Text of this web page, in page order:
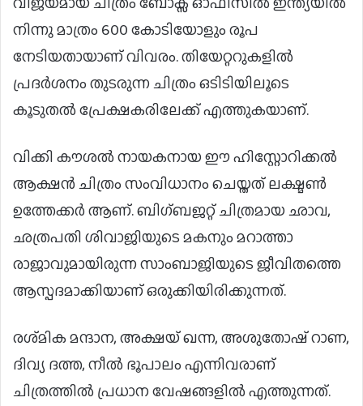
നിന്നു മാത്രം 600 കോടിയോളും രൂപ
നേടിയതായാണ് വിവരം. തിയേറ്ററുകളിൽ
പ്രദർശനം തുടരുന്ന ചിത്രം ഒടിടിയിലൂടെ
കൂടുതൽ പ്രേക്ഷകരിലേക്ക് എത്തുകയാണ്.
വിക്കി കൗശൽ നായകനായ ഈ ഹിസ്റ്റോറിക്കൽ
ആക്ഷൻ ചിത്രം സംവിധാനം ചെയ്തത് ലക്ഷ്മൺ
ഉത്തേക്കർ ആണ്. ബിഗ്ബജറ്റ് ചിത്രമായ ഛാവ,
ഛത്രപതി ശിവാജിയുടെ മകനും മറാത്താ
രാജാവുമായിരുന്ന സാംബാജിയുടെ ജീവിതത്തെ
ആസ്പദമാക്കിയാണ് ഒരുക്കിയിരിക്കുന്നത്.
രശ്‌മിക മന്ദാന, അക്ഷയ് ഖന്ന, അശുതോഷ് റാണ,
ദിവ്യ ദത്ത, നീൽ ഭൂപാലം എന്നിവരാണ്
ചിത്രത്തിൽ പ്രധാന വേഷങ്ങളിൽ എത്തുന്നത്.